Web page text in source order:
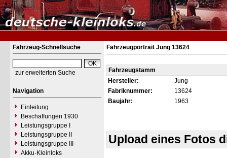
Fahrzeug-Schnellsuche
zur erweiterten Suche
Navigation
Einleitung
Beschaffungen 1930
Leistungsgruppe I
Leistungsgruppe II
Leistungsgruppe III
Akku-Kleinloks
Fahrzeugportrait Jung 13624
Fahrzeugstamm
Hersteller:
Jung
Fabriknummer:
13624
Baujahr:
1963
Upload eines Fotos